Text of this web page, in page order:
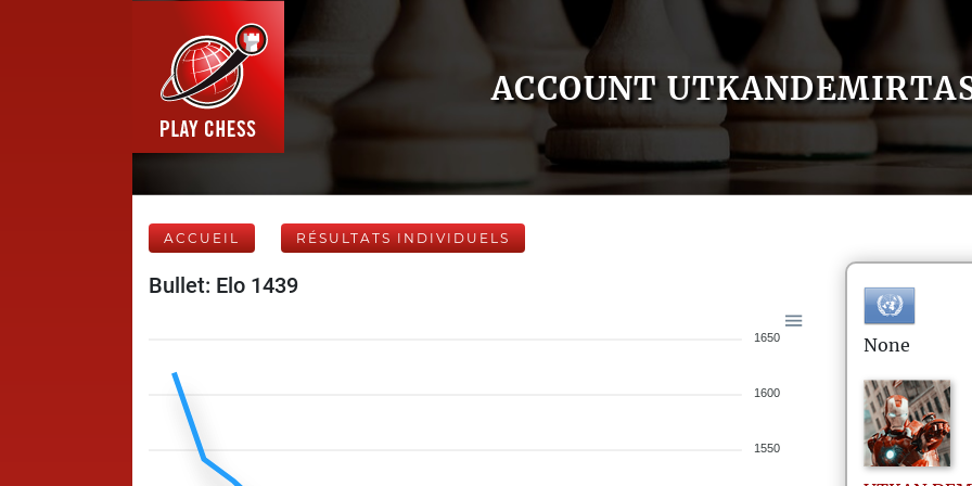
ACCOUNT
ACCUEIL RÉSULTATS INDIVIDUELS
Bullet: Elo 1439
1650
1600
1550
None